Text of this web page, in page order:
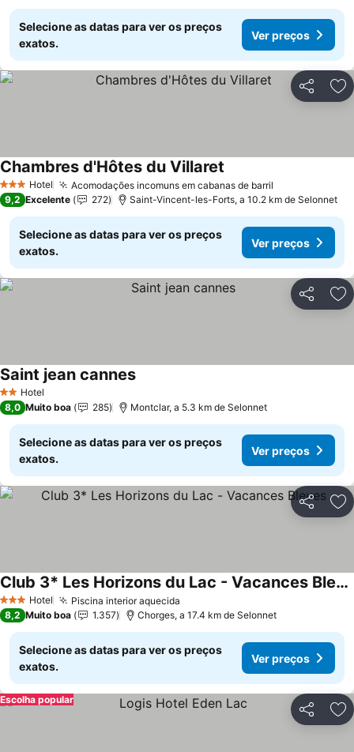
Selecione as datas para ver os preços
exatos.
Ver preços
Partilhar
3 EstrelasHotel Acomodações incomuns em cabanas de barril
Chambres d'Hôtes du Villaret
9,2 Excelente 272 Saint-Vincent-les-Forts, a 10.2 km de Selonnet
Selecione as datas para ver os preços
exatos.
Ver preços
Partilhar
2 Estrelas
Hotel
Saint jean cannesVer preços
8,0 Muito boa 285 Montclar, a 5.3 km de Selonnet
Selecione as datas para ver os preços
exatos.
Ver preços
Partilhar
3 EstrelasHotel Piscina interior aquecida
Club 3* Les Horizons du Lac - Vacances Bleues
Ver preços
8,2 Muito boa 1.357 Chorges, a 17.4 km de Selonnet
Selecione as datas para ver os preços
exatos.
Ver preços
Partilhar
Escolha popular